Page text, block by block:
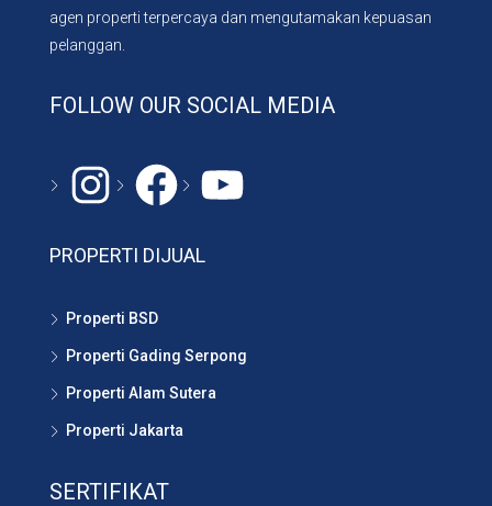
agen properti terpercaya dan mengutamakan kepuasan
pelanggan.
FOLLOW OUR SOCIAL MEDIA
Instagram
# YouTube
PROPERTI DIJUAL
Properti BSD
Properti Gading Serpong
Properti Alam Sutera
Properti Jakarta
SERTIFIKAT